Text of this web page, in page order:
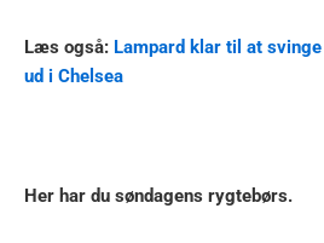
Læs også: Lampard klar til at svinge
ud i Chelsea
Her har du søndagens rygtebørs.